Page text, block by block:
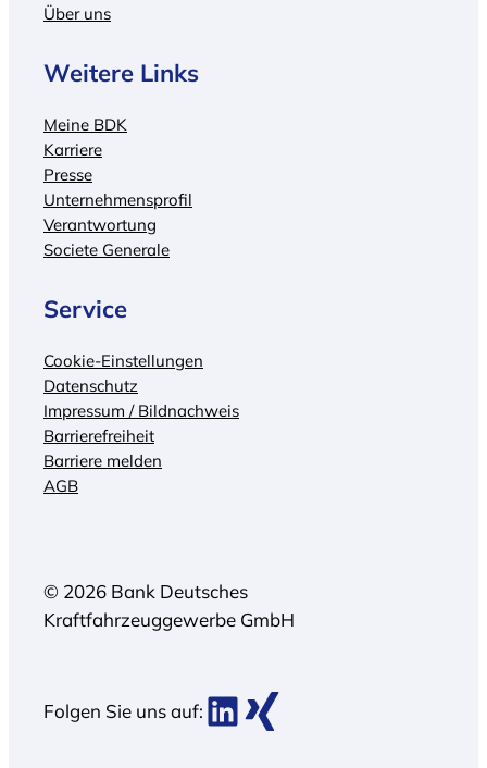
Über uns
Weitere Links
Meine BDK
Karriere
Presse
Unternehmensprofil
Verantwortung
Societe Generale
Service
Cookie-Einstellungen
Datenschutz
Impressum / Bildnachweis
Barrierefreiheit
Barriere melden
AGB
© 2026 Bank Deutsches
Kraftfahrzeuggewerbe GmbH
Folgen Sie uns auf: BDK bei LinkedIn
BDK bei Xing